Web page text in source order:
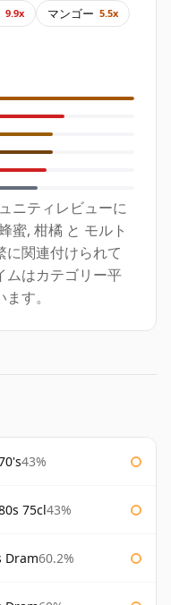
9.9x マンゴー 5.5x
ニティレビューに
蜜, 柑橘 と モルト
に関連付けられて
ムはカテゴリー平
す。
43%
75cl43%
Dram60.2%